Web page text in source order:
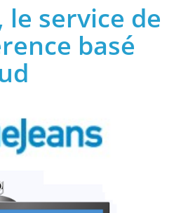
le service de
basé